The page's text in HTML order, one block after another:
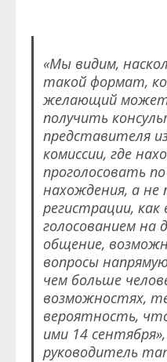
«Мы видим,
такой формат,
желающий
получить
представителя
комиссии, где
проголосовать
нахождения, а не
регистрации, как
голосованием на
общение,
вопросы
чем больше
возможностях,
вероятность,
ими 14
руководитель